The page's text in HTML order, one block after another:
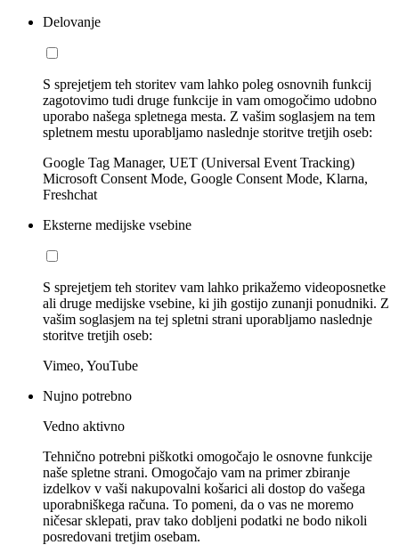
Delovanje
S sprejetjem teh storitev vam lahko poleg osnovnih funkcij
zagotovimo tudi druge funkcije in vam omogočimo udobno
uporabo našega spletnega mesta. Z vašim soglasjem na tem
spletnem mestu uporabljamo naslednje storitve tretjih oseb:
Google Tag Manager, UET (Universal Event Tracking)
Microsoft Consent Mode, Google Consent Mode, Klarna,
Freshchat
Eksterne medijske vsebine
S sprejetjem teh storitev vam lahko prikažemo videoposnetke
ali druge medijske vsebine, ki jih gostijo zunanji ponudniki. Z
vašim soglasjem na tej spletni strani uporabljamo naslednje
storitve tretjih oseb:
Vimeo, YouTube
Nujno potrebno
Vedno aktivno
Tehnično potrebni piškotki omogočajo le osnovne funkcije
naše spletne strani. Omogočajo vam na primer zbiranje
izdelkov v vaši nakupovalni košarici ali dostop do vašega
uporabniškega računa. To pomeni, da o vas ne moremo
ničesar sklepati, prav tako dobljeni podatki ne bodo nikoli
posredovani tretjim osebam.